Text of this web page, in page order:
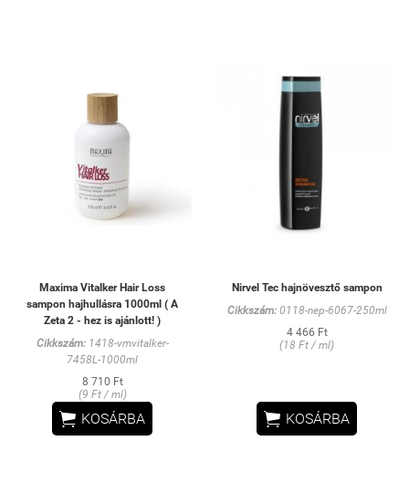
Maxima Vitalker Hair Loss
sampon hajhullásra 1000ml ( A
Zeta 2 - hez is ajánlott! )
Cikkszám:1418-vmvitalker-
7458L-1000ml
8 710 Ft
(9 Ft / ml)
 KOSÁRBA
Nirvel Tec hajnövesztő sampon
Cikkszám:0118-nep-6067-250ml
4 466 Ft
(18 Ft / ml)
 KOSÁRBA